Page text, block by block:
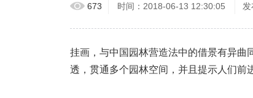
673 时间：2018-06-13 12:30:05 发
挂画，与中国园林营造法中的借景有异曲
透，贯通多个园林空间，并且提示人们前